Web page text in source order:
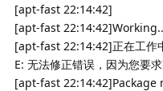
[apt-fast 22:14:42]
[apt-fast
[apt-fast 22:14:42]正在工作
E: 无法修正错误，因为您要
[apt-fast